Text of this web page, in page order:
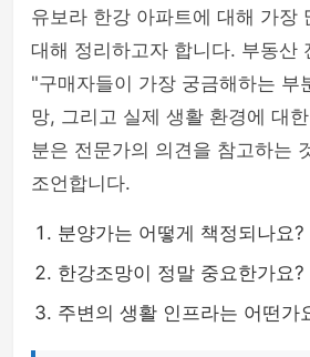
유보라 한강 아파트에 대해 가장
대해 정리하고자 합니다. 부동산
"구매자들이 가장 궁금해하는 부
망, 그리고 실제 생활 환경에 대
분은 전문가의 의견을 참고하는
조언합니다.
분양가는 어떻게 책정되나요?
한강조망이 정말 중요한가요?
주변의 생활 인프라는 어떤가